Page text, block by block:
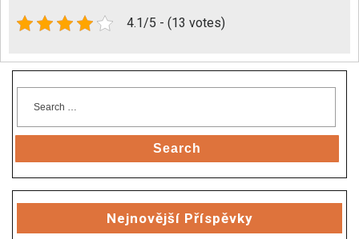
4.1/5 - (13 votes)
Search
Nejnovější Příspěvky